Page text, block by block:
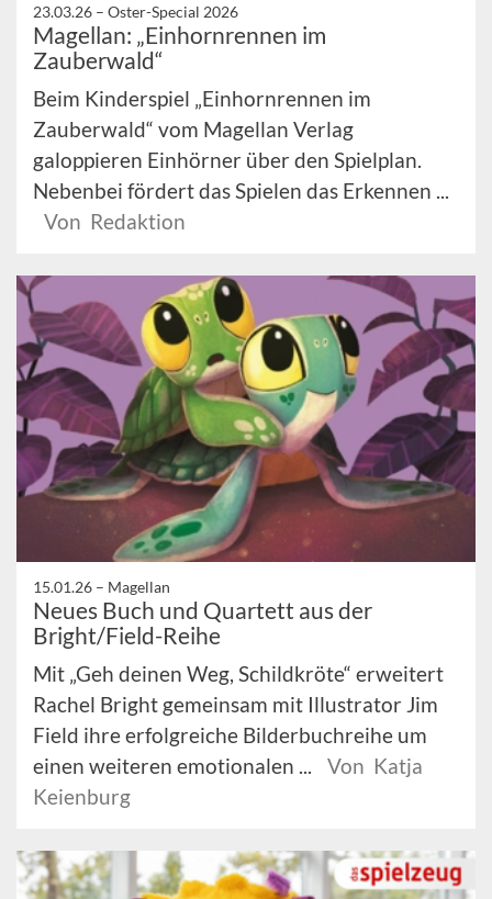
23.03.26 – Oster-Special 2026
Magellan: „Einhornrennen im
Zauberwald“
Beim Kinderspiel „Einhornrennen im
Zauberwald“ vom Magellan Verlag
galoppieren Einhörner über den Spielplan.
Nebenbei fördert das Spielen das Erkennen ...
Von Redaktion
15.01.26 – Magellan
Neues Buch und Quartett aus der
Bright/Field-Reihe
Mit „Geh deinen Weg, Schildkröte“ erweitert
Rachel Bright gemeinsam mit Illustrator Jim
Field ihre erfolgreiche Bilderbuchreihe um
einen weiteren emotionalen ...
Von Katja
Keienburg